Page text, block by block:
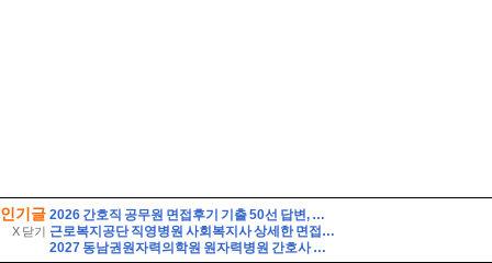
인기글
X 닫기
2026 간호직 공무원 면접후기 기출 50선 답변, 실제 면접 8인의 후기 - 해피썸
근로복지공단 직영병원 사회복지사 상세한 면접후기 7명 및 기출질문 기관 직무상식 정리 [근로복지공단 병원 사회복지사 면접]
2027 동남권원자력의학원 원자력병원 간호사 자소서 면접] 동남권원자력의학원 원자력병원 자소서 기반 면접 30문항과 모범답변, 임상 현장 및 면접 대비 필수 핵심용어 30선 - p